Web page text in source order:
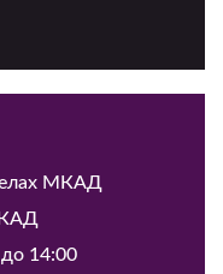
МКАД
до 14:00